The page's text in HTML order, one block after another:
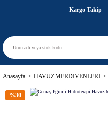
Kargo Takip
Anasayfa HAVUZ MERDİVENLERİ
%30